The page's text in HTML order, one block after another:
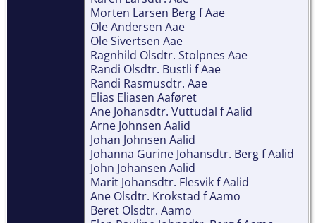
Morten Larsen Berg f Aae
Ole Andersen Aae
Ole Sivertsen Aae
Ragnhild Olsdtr. Stolpnes Aae
Randi Olsdtr. Bustli f Aae
Randi Rasmusdtr. Aae
Elias Eliasen Aaføret
Ane Johansdtr. Vuttudal f Aalid
Arne Johnsen Aalid
Johan Johnsen Aalid
Johanna Gurine Johansdtr. Berg f Aalid
John Johansen Aalid
Marit Johansdtr. Flesvik f Aalid
Ane Olsdtr. Krokstad f Aamo
Beret Olsdtr. Aamo